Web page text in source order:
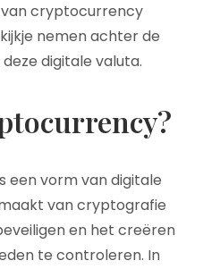
cryptocurrency
nemen achter de
digitale valuta.
een vorm van digitale
van cryptografie
en het creëren
te controleren. In